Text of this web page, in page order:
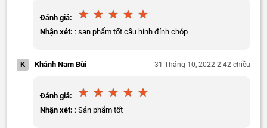
Đánh giá:
Nhận xét: : san phẩm tốt.cấu hỉnh đỉnh chóp
K Khánh Nam Bùi 31 Tháng 10, 2022 2:42 chiều
Đánh giá:
Nhận xét: : Sản phẩm tốt